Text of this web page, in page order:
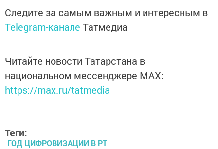
Следите за самым важным и интересным в
Telegram-канале Татмедиа
Читайте новости Татарстана в
национальном мессенджере MАХ:
https://max.ru/tatmedia
Теги:
ГОД ЦИФРОВИЗАЦИИ В РТ